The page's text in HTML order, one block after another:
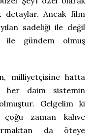
detaylar. Ancak film
sadeliği ile değil
ile gündem olmuş
milliyetçisine hatta
her daim sistemin
Gelgelim ki
zaman kahve
da öteye